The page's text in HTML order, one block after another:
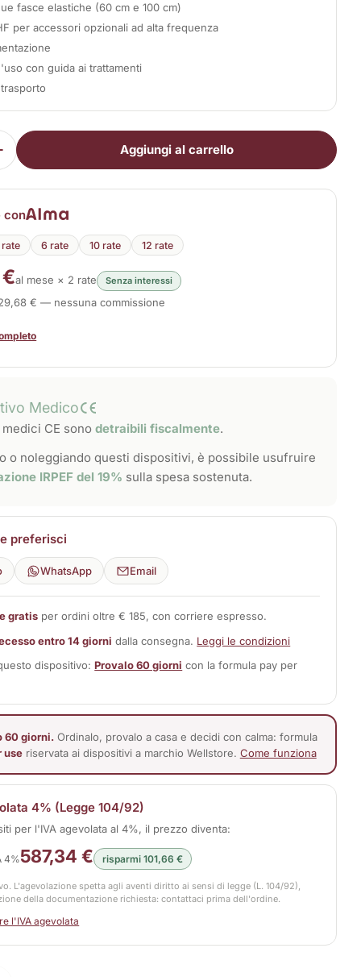
fasce elastiche (60 cm e 100 cm)
per accessori opzionali ad alta frequenza
con guida ai trattamenti
la quantità per Dual Mag
la quantità per Dual Mag
Aggiungi al carrello
con
6 rate 10 rate 12 rate
al mese × 2 rate Senza interessi
€ — nessuna commissione
Medico
CE sonodetraibili fiscalmente.
o noleggiando questi dispositivi, è possibile usufruire
IRPEF del 19% sulla spesa sostenuta.
preferisci
WhatsApp Email
gratis per ordini oltre € 185, con corriere espresso.
entro 14 giorni dalla consegna. Leggi le condizioni
dispositivo:Provalo 60 giorni con la formula pay per
60 giorni. Ordinalo, provalo a casa e decidi con calma: formula
useriservata ai dispositivi a marchio Wellstore. Come funziona
4% (Legge 104/92)
per l'IVA agevolata al 4%, il prezzo diventa:
4%587,34 € risparmi 101,66 €
L'agevolazione spetta agli aventi diritto ai sensi di legge (L. 104/92),
della documentazione richiesta: contattaci prima dell'ordine.
l'IVA agevolata